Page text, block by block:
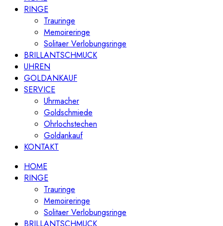
RINGE
Trauringe
Memoireringe
Solitaer Verlobungsringe
BRILLANTSCHMUCK
UHREN
GOLDANKAUF
SERVICE
Uhrmacher
Goldschmiede
Ohrlochstechen
Goldankauf
KONTAKT
HOME
RINGE
Trauringe
Memoireringe
Solitaer Verlobungsringe